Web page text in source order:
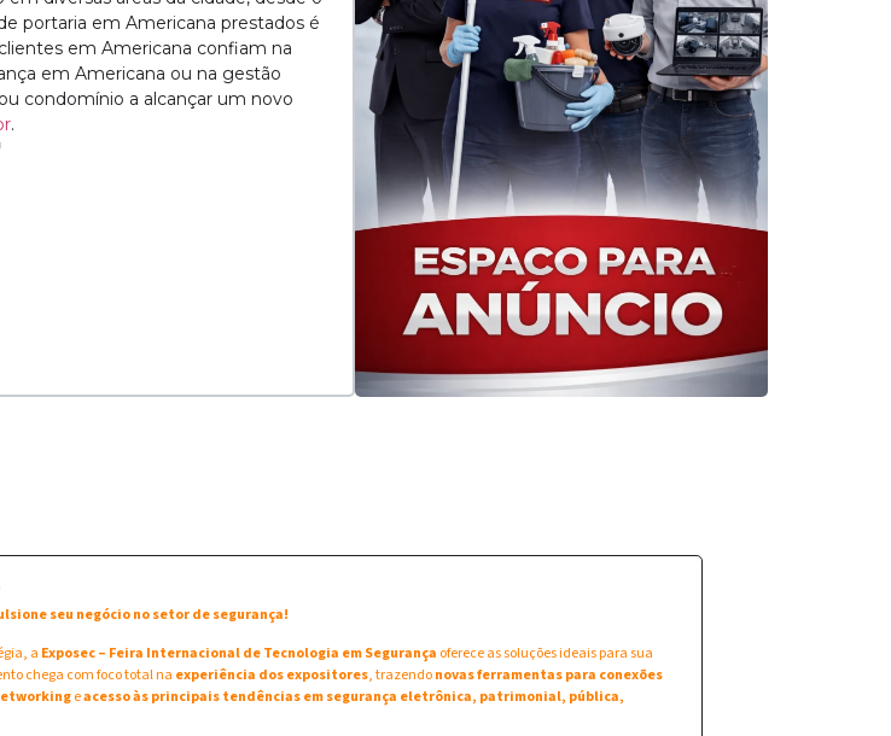
portaria em Americana prestados é
em Americana confiam na
em Americana ou na gestão
condomínio a alcançar um novo
.
seu negócio no setor de segurança!
a Exposec – Feira Internacional de Tecnologia em Segurança oferece as soluções ideais para sua
chega com foco total na experiência dos expositores, trazendonovas ferramentas para conexões
eacesso às principais tendências em segurança eletrônica, patrimonial, pública,